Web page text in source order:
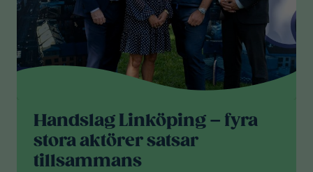
Handslag Linköping – fyra
stora aktörer satsar
tillsammans